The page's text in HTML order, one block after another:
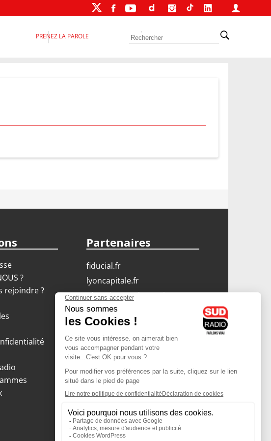
PRENEZ LA PAROLE
?
rejoindre ?
Partenaires
fiducial.fr
lyoncapitale.fr
olympique-et-lyonnais.com
L'application Iphone
/ Android
Téléchargez l'application
Les cookies
Gestion des cookies